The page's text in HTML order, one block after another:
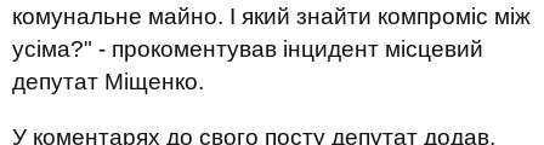
комунальне майно. І який знайти компроміс між
усіма?" - прокоментував інцидент місцевий
депутат Міщенко.
У коментарях до свого посту депутат додав,